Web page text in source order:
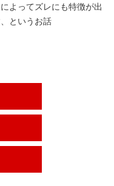
よってズレにも特徴が出
というお話